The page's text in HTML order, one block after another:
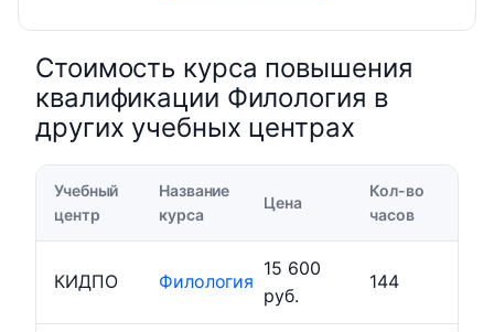
Стоимость курса повышения
квалификации Филология в
других учебных центрах
Учебный
центр
Название
курса
Цена
Кол-во
часов
КИДПО Филология
15 600
руб.
144